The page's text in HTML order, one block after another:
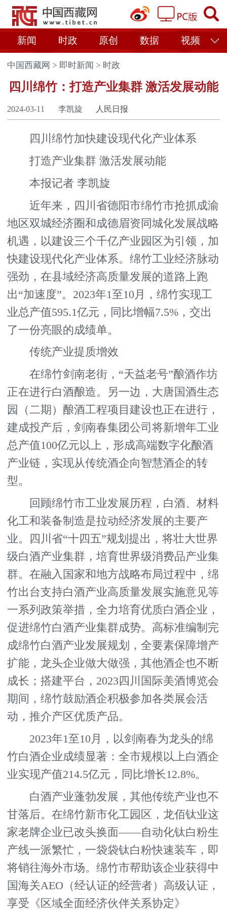
新闻 时政 原创 数据 视频
中国西藏网 > 即时新闻 > 时政
四川绵竹：打造产业集群 激活发展动能
2024-03-11 李凯旋 人民日报
四川绵竹加快建设现代化产业体系
打造产业集群 激活发展动能
本报记者 李凯旋
近年来，四川省德阳市绵竹市抢抓成渝
地区双城经济圈和成德眉资同城化发展战略
机遇，以建设三个千亿产业园区为引领，加
快建设现代化产业体系。绵竹工业经济脉动
强劲，在县域经济高质量发展的道路上跑
出“加速度”。2023年1至10月，绵竹实现工
业总产值595.1亿元，同比增幅7.5%，交出
了一份亮眼的成绩单。
传统产业提质增效
在绵竹剑南老街，“天益老号”酿酒作坊
正在进行白酒酿造。另一边，大唐国酒生态
园（二期）酿酒工程项目建设也正在进行，
建成投产后，剑南春集团公司将新增年工业
总产值100亿元以上，形成高端数字化酿酒
产业链，实现从传统酒企向智慧酒企的转
型。
回顾绵竹市工业发展历程，白酒、材料
化工和装备制造是拉动经济发展的主要产
业。四川省“十四五”规划提出，将壮大世界
级白酒产业集群，培育世界级消费品产业集
群。在融入国家和地方战略布局过程中，绵
竹出台支持白酒产业高质量发展实施意见等
一系列政策举措，全力培育优质白酒企业，
促进绵竹白酒产业集群成势。高标准编制完
成绵竹白酒产业发展规划，全要素保障增产
扩能，龙头企业做大做强，其他酒企也不断
成长；搭建平台，2023四川国际美酒博览会
期间，绵竹鼓励酒企积极参加各类展会活
动，推介产区优质产品。
2023年1至10月，以剑南春为龙头的绵
竹白酒企业成绩显著：全市规模以上白酒企
业实现产值214.5亿元，同比增长12.8%。
白酒产业蓬勃发展，其他传统产业也不
甘落后。在绵竹新市化工园区，龙佰钛业这
家老牌企业已改头换面——自动化钛白粉生
产线一派繁忙，一袋袋钛白粉快速装车，即
将销往海外市场。绵竹市帮助该企业获得中
国海关AEO（经认证的经营者）高级认证，
享受《区域全面经济伙伴关系协定》